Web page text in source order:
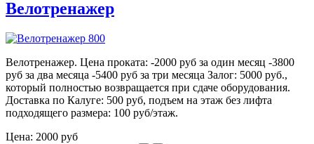
Велотренажер
Велотренажер. Цена проката: -2000 руб за один месяц -3800
руб за два месяца -5400 руб за три месяца Залог: 5000 руб.,
который полностью возвращается при сдаче оборудования.
Доставка по Калуге: 500 руб, подъем на этаж без лифта
подходящего размера: 100 руб/этаж.
Цена: 2000 руб